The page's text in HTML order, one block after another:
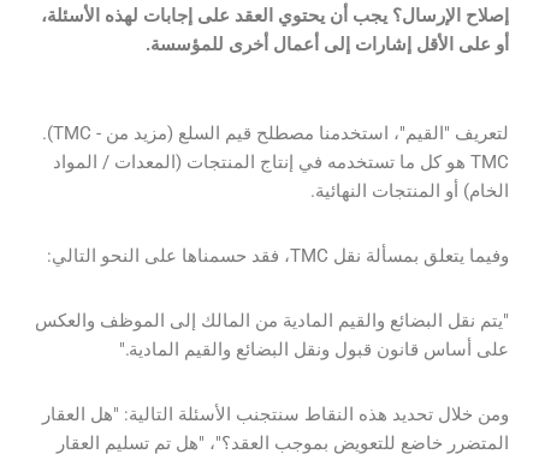
إصلاح الإرسال؟ يجب أن يحتوي العقد على إجابات لهذه الأسئلة،
أو على الأقل إشارات إلى أعمال أخرى للمؤسسة.
لتعريف "القيم"، استخدمنا مصطلح قيم السلع (مزيد من - TMC).
TMC هو كل ما تستخدمه في إنتاج المنتجات (المعدات / المواد
الخام) أو المنتجات النهائية.
وفيما يتعلق بمسألة نقل TMC، فقد حسمناها على النحو التالي:
"يتم نقل البضائع والقيم المادية من المالك إلى الموظف والعكس
على أساس قانون قبول ونقل البضائع والقيم المادية."
ومن خلال تحديد هذه النقاط سنتجنب الأسئلة التالية: "هل العقار
المتضرر خاضع للتعويض بموجب العقد؟"، "هل تم تسليم العقار